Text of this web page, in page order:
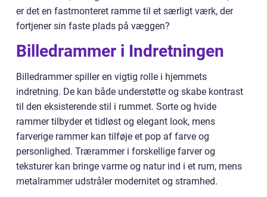
er det en fastmonteret ramme til et særligt værk, der
fortjener sin faste plads på væggen?
Billedrammer i Indretningen
Billedrammer spiller en vigtig rolle i hjemmets
indretning. De kan både understøtte og skabe kontrast
til den eksisterende stil i rummet. Sorte og hvide
rammer tilbyder et tidløst og elegant look, mens
farverige rammer kan tilføje et pop af farve og
personlighed. Trærammer i forskellige farver og
teksturer kan bringe varme og natur ind i et rum, mens
metalrammer udstråler modernitet og stramhed.